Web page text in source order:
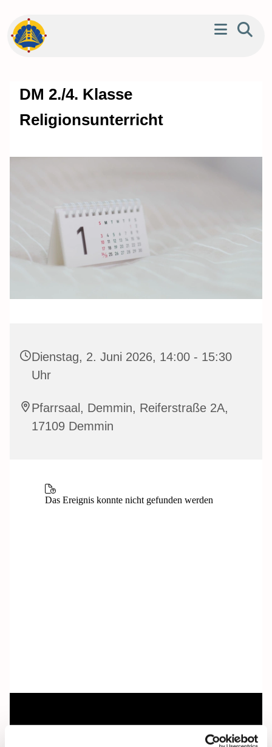
DM 2./4. Klasse
Religionsunterricht
Dienstag, 2. Juni 2026, 14:00 - 15:30
Uhr
Pfarrsaal, Demmin, Reiferstraße 2A,
17109 Demmin
Dies könnte Sie auch